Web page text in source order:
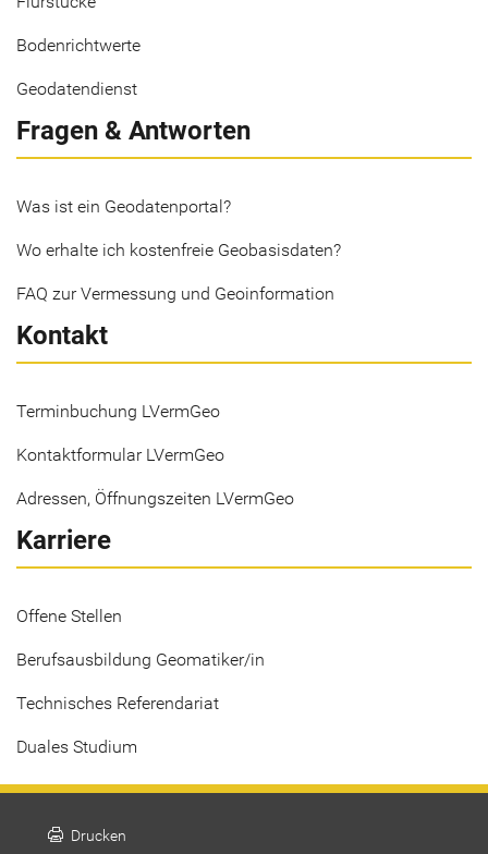
Bodenrichtwerte
Geodatendienst
Fragen & Antworten
Was ist ein Geodatenportal?
Wo erhalte ich kostenfreie Geobasisdaten?
FAQ zur Vermessung und Geoinformation
Kontakt
Terminbuchung LVermGeo
Kontaktformular LVermGeo
Adressen, Öffnungszeiten LVermGeo
Karriere
Offene Stellen
Berufsausbildung Geomatiker/in
Technisches Referendariat
Duales Studium
print Drucken